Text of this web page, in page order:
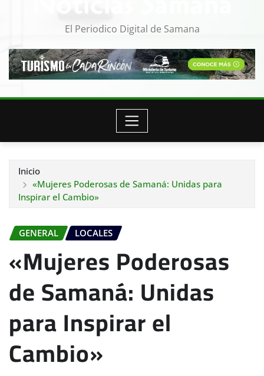
El Periodico Digital de Samana
Inicio
«Mujeres Poderosas de Samaná: Unidas para
Inspirar el Cambio»
GENERAL LOCALES
«Mujeres Poderosas
de Samaná: Unidas
para Inspirar el
Cambio»